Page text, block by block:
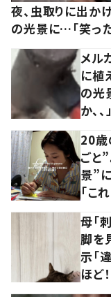
夜、虫取りに出か
の光景に…「笑った
メル
に植
の光
か、
20歳
ごと
景”
「こ
母「
脚を
示「
ほど！